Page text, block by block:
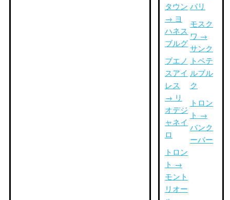
タウン
→ ヨ
ハネス
ブルグ
ブエノ
スアイ
レス
→ リ
オデジ
ャネイ
ロ
トロン
ト →
モント
リオー
バリ
モスク
ワ →
サンク
トペテ
ルブル
ク
トロン
ト →
バンク
ーバー